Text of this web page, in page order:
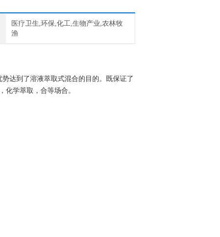
医疗卫生,环保,化工,生物产业,农林牧
渔
达到了溶液萃取式混合的目的。既保证了
化学萃取，合等场合。